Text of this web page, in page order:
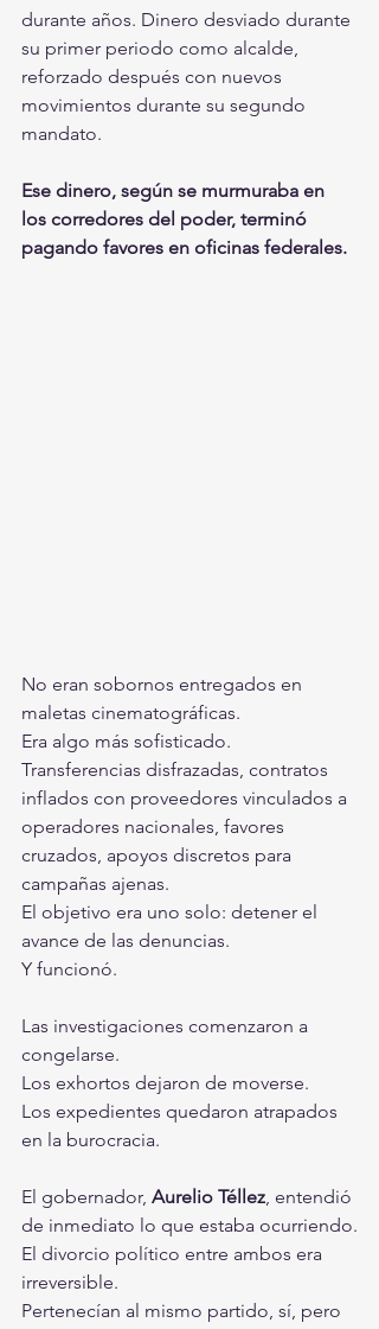
durante años. Dinero desviado durante
su primer periodo como alcalde,
reforzado después con nuevos
movimientos durante su segundo
mandato.
Ese dinero, según se murmuraba en
los corredores del poder, terminó
pagando favores en oficinas federales.
No eran sobornos entregados en
maletas cinematográficas.
Era algo más sofisticado.
Transferencias disfrazadas, contratos
inflados con proveedores vinculados a
operadores nacionales, favores
cruzados, apoyos discretos para
campañas ajenas.
El objetivo era uno solo: detener el
avance de las denuncias.
Y funcionó.
Las investigaciones comenzaron a
congelarse.
Los exhortos dejaron de moverse.
Los expedientes quedaron atrapados
en la burocracia.
El gobernador, Aurelio Téllez, entendió
de inmediato lo que estaba ocurriendo.
El divorcio político entre ambos era
irreversible.
Pertenecían al mismo partido, sí, pero